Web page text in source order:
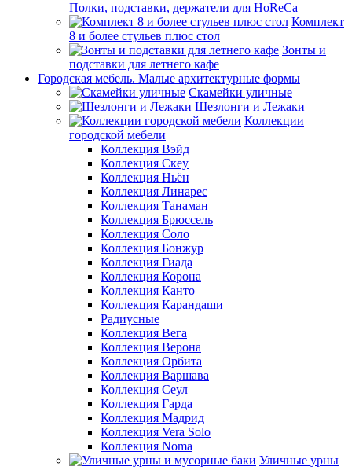
Полки, подставки, держатели для HoReCa
Комплект
8 и более стульев плюс стол
Зонты и
подставки для летнего кафе
Городская мебель. Малые архитектурные формы
Скамейки уличные
Шезлонги и Лежаки
Коллекции
городской мебели
Коллекция Вэйд
Коллекция Скеу
Коллекция Ньён
Коллекция Линарес
Коллекция Танаман
Коллекция Брюссель
Коллекция Соло
Коллекция Бонжур
Коллекция Гиада
Коллекция Корона
Коллекция Канто
Коллекция Карандаши
Радиусные
Коллекция Вега
Коллекция Верона
Коллекция Орбита
Коллекция Варшава
Коллекция Сеул
Коллекция Гарда
Коллекция Мадрид
Коллекция Vera Solo
Коллекция Noma
Уличные урны